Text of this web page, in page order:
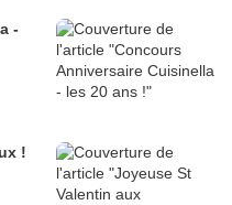
-
!